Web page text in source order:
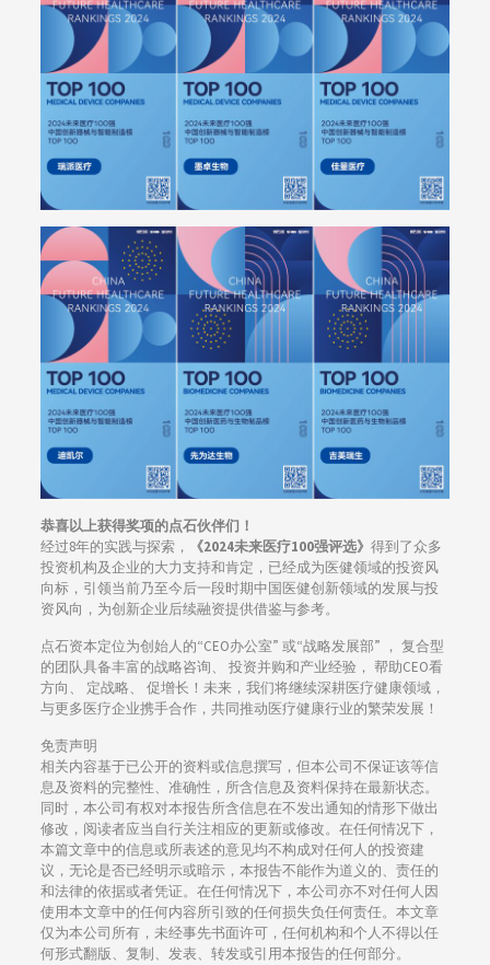
恭喜以上获得奖项的点石伙伴们！
经过8年的实践与探索，
《2024未来医疗100强评选》 得到了众多
投资机构及企业的大力支持和肯定，已经成为医健领域的投资风
向标，引领当前乃至今后一段时期中国医健创新领域的发展与投
资风向，为创新企业后续融资提供借鉴与参考。
点石资本定位为创始人的“CEO办公室” 或“战略发展部” ， 复合型
的团队具备丰富的战略咨询、 投资并购和产业经验， 帮助CEO看
方向、 定战略、 促增长！未来，我们将继续深耕医疗健康领域，
与更多医疗企业携手合作，共同推动医疗健康行业的繁荣发展！
免责声明
相关内容基于已公开的资料或信息撰写，但本公司不保证该等信
息及资料的完整性、准确性，所含信息及资料保持在最新状态。
同时，本公司有权对本报告所含信息在不发出通知的情形下做出
修改，阅读者应当自行关注相应的更新或修改。在任何情况下，
本篇文章中的信息或所表述的意见均不构成对任何人的投资建
议，无论是否已经明示或暗示，本报告不能作为道义的、责任的
和法律的依据或者凭证。在任何情况下，本公司亦不对任何人因
使用本文章中的任何内容所引致的任何损失负任何责任。本文章
仅为本公司所有，未经事先书面许可，任何机构和个人不得以任
何形式翻版、复制、发表、转发或引用本报告的任何部分。